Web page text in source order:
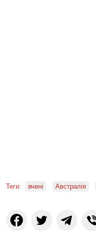
Теги: вчені Австралія